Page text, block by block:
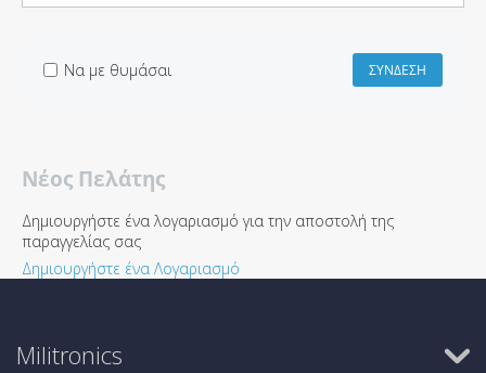
ΣΎΝΔΕΣΗ
Να με θυμάσαι
Νέος Πελάτης
Δημιουργήστε ένα λογαριασμό για την αποστολή της
παραγγελίας σας
Δημιουργήστε ένα Λογαριασμό
Militronics